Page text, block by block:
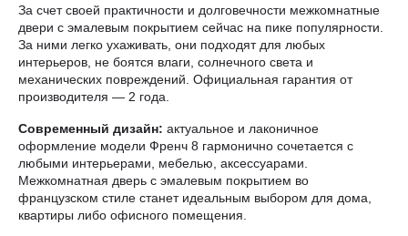
За счет своей практичности и долговечности межкомнатные
двери с эмалевым покрытием сейчас на пике популярности.
За ними легко ухаживать, они подходят для любых
интерьеров, не боятся влаги, солнечного света и
механических повреждений. Официальная гарантия от
производителя — 2 года.
Современный дизайн: актуальное и лаконичное
оформление модели Френч 8 гармонично сочетается с
любыми интерьерами, мебелью, аксессуарами.
Межкомнатная дверь с эмалевым покрытием во
французском стиле станет идеальным выбором для дома,
квартиры либо офисного помещения.